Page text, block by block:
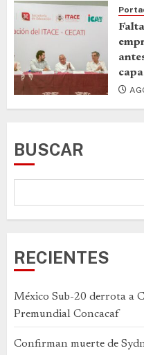
BUSCAR
RECIENTES
México Sub-20 derrota a
Premundial Concacaf
Confirman muerte de